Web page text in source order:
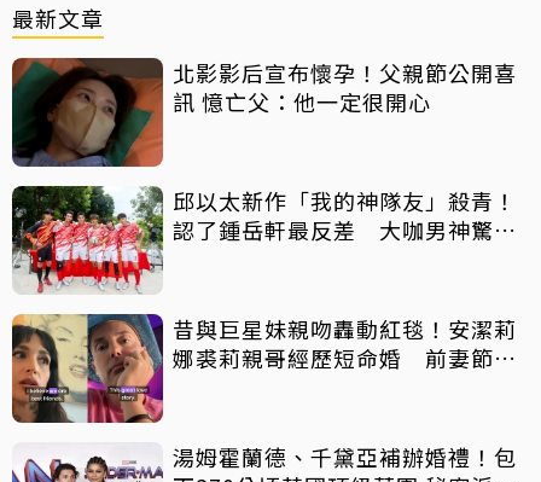
最新文章
北影影后宣布懷孕！父親節公開喜
訊 憶亡父：他一定很開心
邱以太新作「我的神隊友」殺青！
認了鍾岳軒最反差 大咖男神驚喜
昔與巨星妹親吻轟動紅毯！安潔莉
娜裘莉親哥經歷短命婚 前妻節目
湯姆霍蘭德、千黛亞補辦婚禮！包